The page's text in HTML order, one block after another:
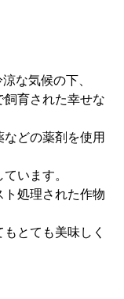
な気候の下、
育された幸せな
どの薬剤を使用
います。
処理された作物
とても美味しく